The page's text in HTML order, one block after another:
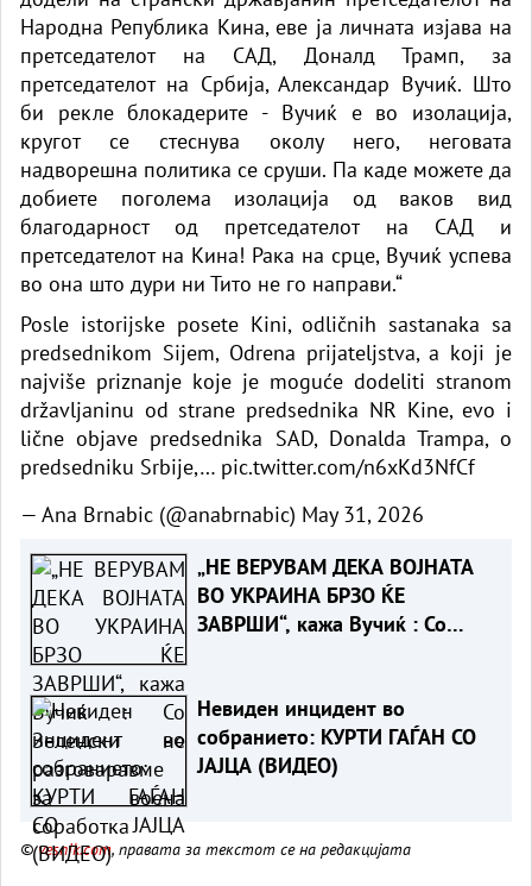
Народна Република Кина, еве ја личната изјава на
претседателот на САД, Доналд Трамп, за
претседателот на Србија, Александар Вучиќ. Што
би рекле блокадерите - Вучиќ е во изолација,
кругот се стеснува околу него, неговата
надворешна политика се сруши. Па каде можете да
добиете поголема изолација од ваков вид
благодарност од претседателот на САД и
претседателот на Кина! Рака на срце, Вучиќ успева
во она што дури ни Тито не го направи.“
Posle istorijske posete Kini, odličnih sastanaka sa
predsednikom Sijem, Odrena prijateljstva, a koji je
najviše priznanje koje je moguće dodeliti stranom
državljaninu od strane predsednika NR Kine, evo i
lične objave predsednika SAD, Donalda Trampa, o
predsedniku Srbije,… pic.twitter.com/n6xKd3NfCf
— Ana Brnabic (@anabrnabic) May 31, 2026
„НЕ ВЕРУВАМ ДЕКА ВОЈНАТА
ВО УКРАИНА БРЗО ЌЕ
ЗАВРШИ“, кажа Вучиќ : Со
Невиден инцидент во
собранието: КУРТИ ГАЃАН СО
ЈАЈЦА (ВИДЕО)
©vesnik.com, правата за текстот се на редакцијата